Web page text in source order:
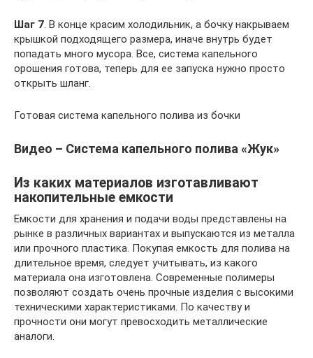
Шаг 7 . В конце красим холодильник, а бочку накрываем
крышкой подходящего размера, иначе внутрь будет
попадать много мусора. Все, система капельного
орошения готова, теперь для ее запуска нужно просто
открыть шланг.
Готовая система капельного полива из бочки
Видео – Система капельного полива «Жук»
Из каких материалов изготавливают
накопительные емкости
Емкости для хранения и подачи воды представлены на
рынке в различных вариантах и выпускаются из металла
или прочного пластика. Покупая емкость для полива на
длительное время, следует учитывать, из какого
материала она изготовлена. Современные полимеры
позволяют создать очень прочные изделия с высокими
техническими характеристиками. По качеству и
прочности они могут превосходить металлические
аналоги.